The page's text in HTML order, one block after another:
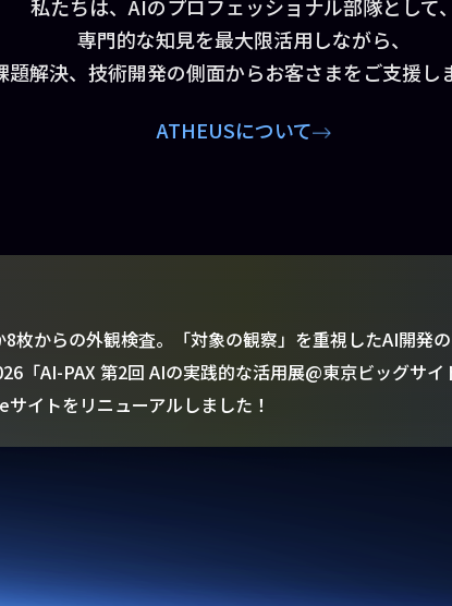
私たちは、AIのプロフェッショナル部隊として、
専門的な知見を最大限活用しながら、
題解決、技術開発の側面からお客さまをご支援し
ATHEUSについて
枚からの外観検査。「対象の観察」を重視したAI開発
「AI-PAX 第2回 AIの実践的な活用展@東京ビッグサイ
イトをリニューアルしました！